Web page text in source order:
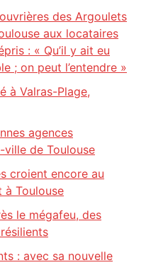
des Argoulets
aux locataires
: « Qu’il y ait eu
; on peut l’entendre »
à Valras-Plage,
agences
de Toulouse
croient encore au
à Toulouse
le mégafeu, des
: avec sa nouvelle